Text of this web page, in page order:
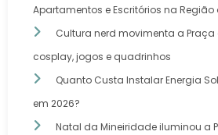
Apartamentos e Escritórios na
Cultura nerd movimenta a
cosplay, jogos e quadrinhos
Quanto Custa Instalar Energia
em 2026?
Natal da Mineiridade iluminou a